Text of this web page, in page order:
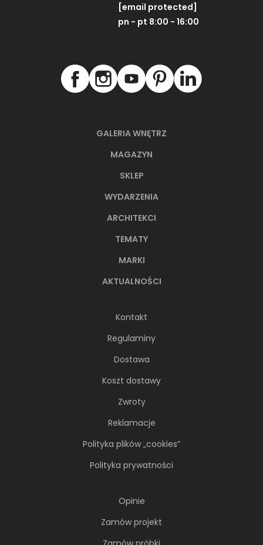
GALERIA WNĘTRZ
MAGAZYN
SKLEP
WYDARZENIA
ARCHITEKCI
TEMATY
MARKI
AKTUALNOŚCI
Kontakt
Regulaminy
Dostawa
Koszt dostawy
Zwroty
Reklamacje
Polityka plików „cookies”
Polityka prywatności
Opinie
Zamów projekt
[email protected]
pn - pt 8:00 - 16:00